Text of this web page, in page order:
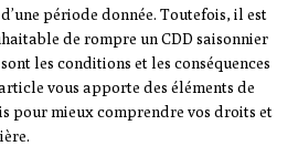
période donnée. Toutefois, il est
de rompre un CDD saisonnier
les conditions et les conséquences
vous apporte des éléments de
pour mieux comprendre vos droits et